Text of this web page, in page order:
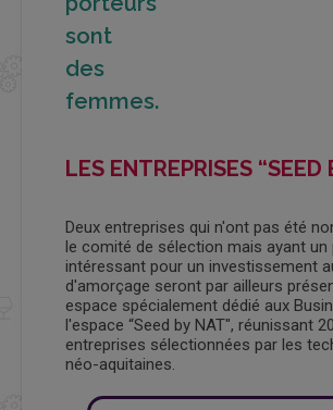
sont
des
femmes.
LES ENTREPRISES “SEED
Deux entreprises qui n'ont pas été
le comité de sélection mais ayant un
intéressant pour un investissement
d'amorçage seront par ailleurs
espace spécialement dédié aux
l'espace “Seed by NAT", réunissant
entreprises sélectionnées par les
néo-aquitaines.